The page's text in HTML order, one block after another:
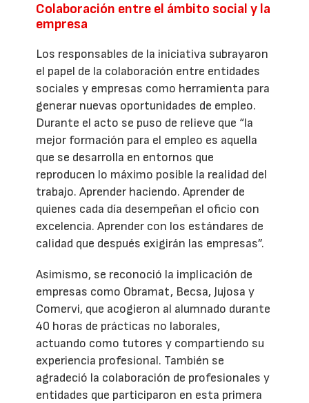
Colaboración entre el ámbito social y la
empresa
Los responsables de la iniciativa subrayaron
el papel de la colaboración entre entidades
sociales y empresas como herramienta para
generar nuevas oportunidades de empleo.
Durante el acto se puso de relieve que “la
mejor formación para el empleo es aquella
que se desarrolla en entornos que
reproducen lo máximo posible la realidad del
trabajo. Aprender haciendo. Aprender de
quienes cada día desempeñan el oficio con
excelencia. Aprender con los estándares de
calidad que después exigirán las empresas”.
Asimismo, se reconoció la implicación de
empresas como Obramat, Becsa, Jujosa y
Comervi, que acogieron al alumnado durante
40 horas de prácticas no laborales,
actuando como tutores y compartiendo su
experiencia profesional. También se
agradeció la colaboración de profesionales y
entidades que participaron en esta primera